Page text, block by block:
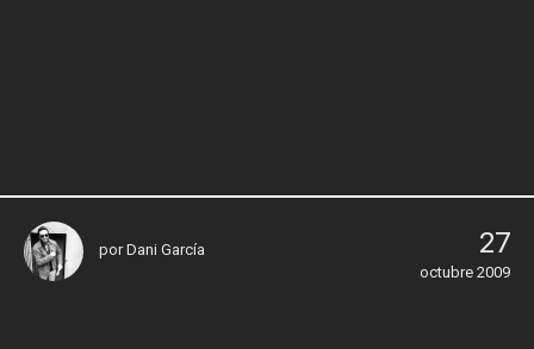
porDani García 27
octubre 2009